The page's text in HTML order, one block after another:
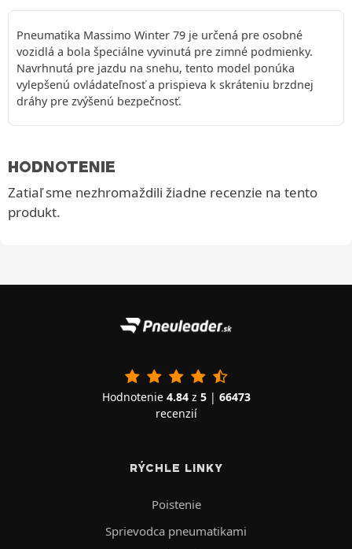
Pneumatika Massimo Winter 79 je určená pre osobné
vozidlá a bola špeciálne vyvinutá pre zimné podmienky.
Navrhnutá pre jazdu na snehu, tento model ponúka
vylepšenú ovládateľnosť a prispieva k skráteniu brzdnej
dráhy pre zvýšenú bezpečnosť.
HODNOTENIE
Zatiaľ sme nezhromaždili žiadne recenzie na tento
produkt.
Hodnotenie 4.84z 5| 66473
recenzií
RÝCHLE LINKY
Poistenie
Sprievodca pneumatikami